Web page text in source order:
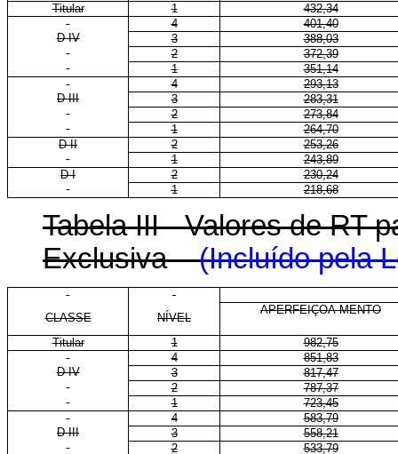
Titular 1
432,34
4
401,40
D IV
3
388,03
2
372,39
1
351,14
4
293,13
D III
3
283,31
2
273,84
1
264,70
D II
2
253,26
1
243,89
D I
2
230,24
1
218,68
Tabela III - Valores de RT
Exclusiva(Incluído pela
CLASSE NÍVEL
APERFEIÇOA-MENTO
Titular 1
982,75
4
851,83
D IV
3
817,47
2
787,37
1
723,45
4
583,79
D III
3
558,21
2
533,79